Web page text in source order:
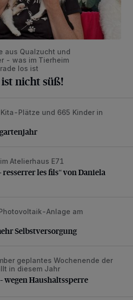
aus Qualzucht und
- was im Tierheim
los ist
ist nicht süß!
Plätze und 665 Kinder in
resserrer les fils“ von Daniela
Atelierhaus E71
resserrer les fils“ von Daniela
Selbstversorgung
Anlage am
Selbstversorgung
wegen Haushaltssperre
geplantes Wochenende der
in diesem Jahr
wegen Haushaltssperre